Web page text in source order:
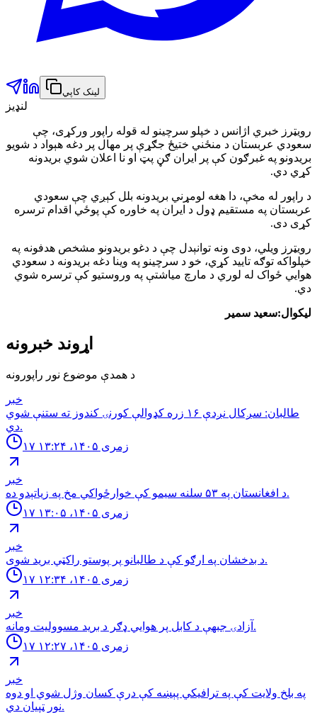
لینک کاپي
لنډیز
رویټرز خبري اژانس د خپلو سرچینو له قوله راپور ورکړی، چې
سعودي عربستان د منځني ختیځ جګړې پر مهال پر دغه هېواد د شویو
بریدونو په غبرګون کې پر ایران ګڼ پټ او نا اعلان شوي بریدونه
کړي دي.
د راپور له مخې، دا هغه لومړني بریدونه بلل کېږي چې سعودي
عربستان په مستقیم ډول د ایران په خاوره کې پوځي اقدام ترسره
کړی دی.
رویټرز ویلي، دوی ونه توانېدل چې د دغو بریدونو مشخص هدفونه په
خپلواکه توګه تایید کړي، خو د سرچینو په وینا دغه بریدونه د سعودي
هوايي ځواک له لوري د مارچ میاشتې په وروستیو کې ترسره شوي
دي.
لیکوال:سعید سمیر
اړوند خبرونه
د همدې موضوع نور راپورونه
خبر
طالبان: سږكال نږدې ١۶ زره كډوالې كورنۍ كندوز ته ستنې شوي
دي.
۱۷ زمری ۱۴۰۵، ۱۳:۲۴
خبر
د افغانستان په ۵۳ سلنه سيمو كې خوارځواکي مخ په زياتېدو ده.
۱۷ زمری ۱۴۰۵، ۱۳:۰۵
خبر
د بدخشان په ارګو کې د طالبانو پر پوستو راکټي برید شوی.
۱۷ زمری ۱۴۰۵، ۱۲:۳۴
خبر
آزادۍ جبهې د کابل پر هوايي ډګر د برید مسوولیت ومانه.
۱۷ زمری ۱۴۰۵، ۱۲:۲۷
خبر
په بلخ ولایت کې په ترافیکي پېښه کې درې کسان وژل شوي او دوه
نور ټپیان دي.